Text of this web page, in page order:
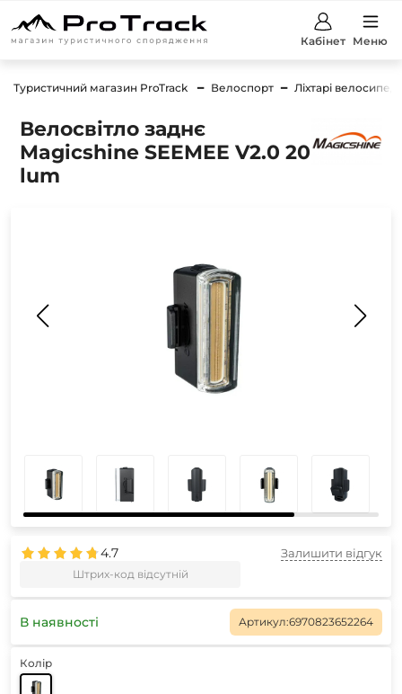
Кабінет Меню
Туристичний магазин ProTrack Велоспорт Ліхтарі
Велосвітло заднє
Magicshine SEEMEE V2.0 20
lum
4.7
Штрих-код відсутній
Залишити відгук
В наявності Артикул:6970823652264
Колір